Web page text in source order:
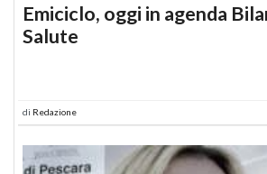
Emiciclo, oggi in agenda
Salute
di Redazione